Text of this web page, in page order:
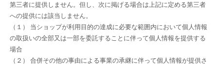
第三者に提供しません。但し、次に掲げる場合は上記に定める第三者
への提供には該当しません。
（１） 当ショップが利用目的の達成に必要な範囲内において個人情報
の取扱いの全部又は一部を委託することに伴って個人情報を提供する
場合
（２） 合併その他の事由による事業の承継に伴って個人情報が提供さ